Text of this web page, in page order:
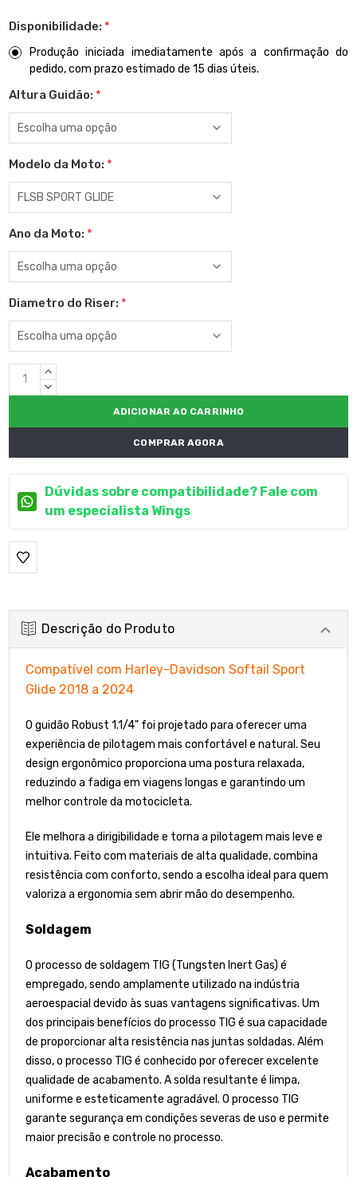
Disponibilidade: *
Produção iniciada imediatamente após a confirmação do
pedido, com prazo estimado de 15 dias úteis.
Altura Guidão: *
Modelo da Moto: *
Ano da Moto: *
Diametro do Riser: *
EstoqueQUANTIDADE
CRESCENTE:
QUANTIDADE
COMPRAR AGORA
Dúvidas sobre compatibilidade? Fale com
um especialista Wings
Descrição do Produto
Compatível com Harley-Davidson Softail Sport
Glide 2018 a 2024
O guidão Robust 1.1/4" foi projetado para oferecer uma
experiência de pilotagem mais confortável e natural. Seu
design ergonômico proporciona uma postura relaxada,
reduzindo a fadiga em viagens longas e garantindo um
melhor controle da motocicleta.
Ele melhora a dirigibilidade e torna a pilotagem mais leve e
intuitiva. Feito com materiais de alta qualidade, combina
resistência com conforto, sendo a escolha ideal para quem
valoriza a ergonomia sem abrir mão do desempenho.
Soldagem
O processo de soldagem TIG (Tungsten Inert Gas) é
empregado, sendo amplamente utilizado na indústria
aeroespacial devido às suas vantagens significativas. Um
dos principais benefícios do processo TIG é sua capacidade
de proporcionar alta resistência nas juntas soldadas. Além
disso, o processo TIG é conhecido por oferecer excelente
qualidade de acabamento. A solda resultante é limpa,
uniforme e esteticamente agradável. O processo TIG
garante segurança em condições severas de uso e permite
maior precisão e controle no processo.
Acabamento